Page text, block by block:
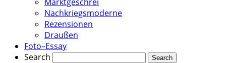
Nachkriegsmoderne
Rezensionen
Draußen
Foto–Essay
Search